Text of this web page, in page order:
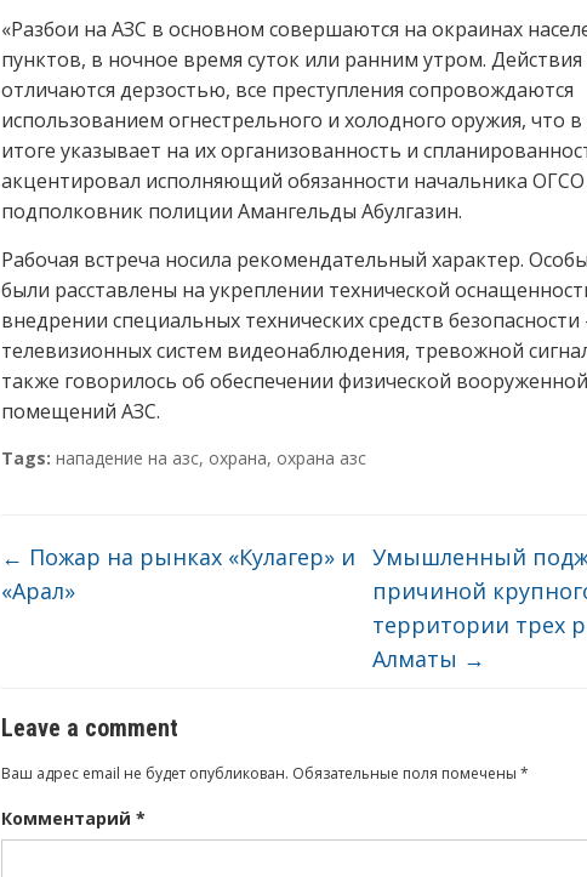
«Разбои на АЗС в основном совершаются на окраинах
пунктов, в ночное время суток или ранним утром.
отличаются дерзостью, все преступления сопровождаются
использованием огнестрельного и холодного оружия, что
итоге указывает на их организованность и
акцентировал исполняющий обязанности начальника
подполковник полиции Амангельды Абулгазин.
Рабочая встреча носила рекомендательный характер.
были расставлены на укреплении технической
внедрении специальных технических средств безопасности
телевизионных систем видеонаблюдения, тревожной
также говорилось об обеспечении физической
помещений АЗС.
Tags: нападение на азс, охрана, охрана азс
← Пожар на рынках «Кулагер» и
«Арал»
Умышленный
причиной
территории трех
Алматы →
Leave a comment
Ваш адрес email не будет опубликован. Обязательные поля помечены *
Комментарий *